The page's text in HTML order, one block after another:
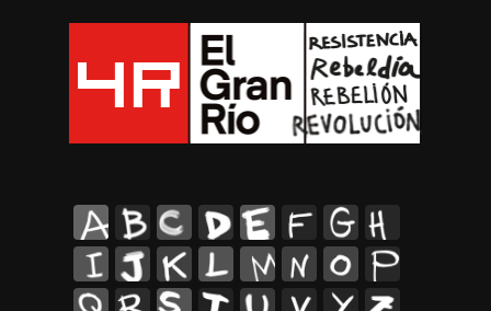
A B C D E F G
H
I
J K L M N O
P